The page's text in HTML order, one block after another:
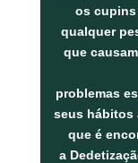
oscupins
qualquer
que
problemas
seus hábitos
que é
a